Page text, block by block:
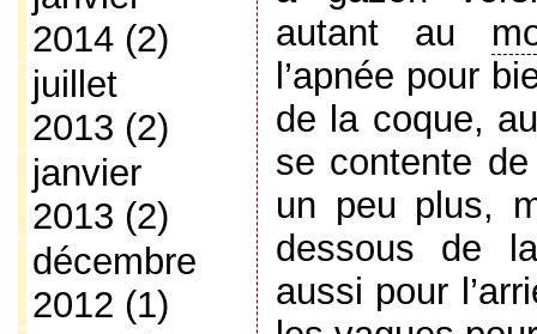
2014(2)
juillet
2013 (2)
janvier
2013 (2)
décembre
2012 (1)
autant au
l’apnée pour
de la coque,
se contente
un peu plus,
dessous de
aussi pour